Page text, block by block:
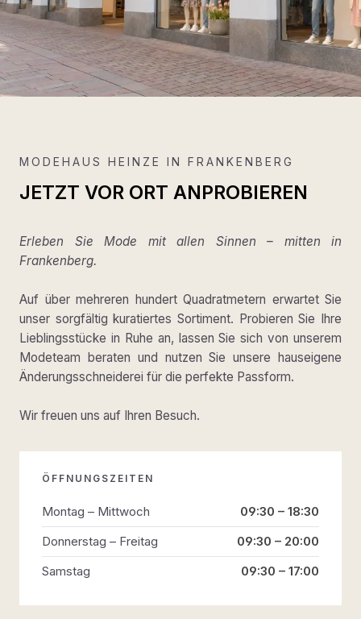
MODEHAUS HEINZE IN FRANKENBERG
JETZT VOR ORT ANPROBIEREN
Erleben Sie Mode mit allen Sinnen – mitten in
Frankenberg.
Auf über mehreren hundert Quadratmetern erwartet Sie
unser sorgfältig kuratiertes Sortiment. Probieren Sie Ihre
Lieblingsstücke in Ruhe an, lassen Sie sich von unserem
Modeteam beraten und nutzen Sie unsere hauseigene
Änderungsschneiderei für die perfekte Passform.
Wir freuen uns auf Ihren Besuch.
ÖFFNUNGSZEITEN
Montag – Mittwoch
09:30 – 18:30
Donnerstag – Freitag
09:30 – 20:00
Samstag
09:30 – 17:00